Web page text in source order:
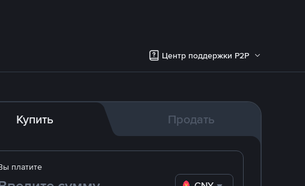
Центр поддержки P2P
Купить Продать
платите